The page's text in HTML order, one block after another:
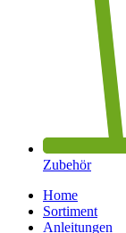
Zubehör
Home
Sortiment
Anleitungen